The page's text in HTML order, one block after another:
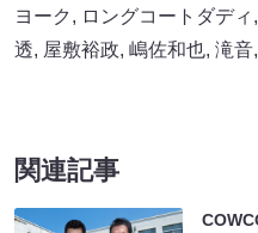
ヨーク , ロングコートダディ ,
透, 屋敷裕政, 嶋佐和也, 滝音,
関連記事